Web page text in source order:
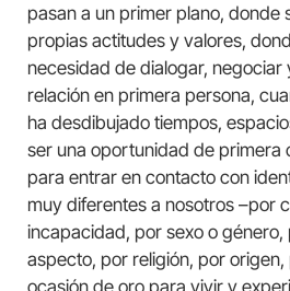
pasan a un primer plano, donde
propias actitudes y valores,
necesidad de dialogar, negociar
relación en primera persona,
ha desdibujado tiempos,
ser una oportunidad de primera
para entrar en contacto con
muy diferentes a nosotros –por
incapacidad, por sexo o género,
aspecto, por religión, por
ocasión de oro para vivir y